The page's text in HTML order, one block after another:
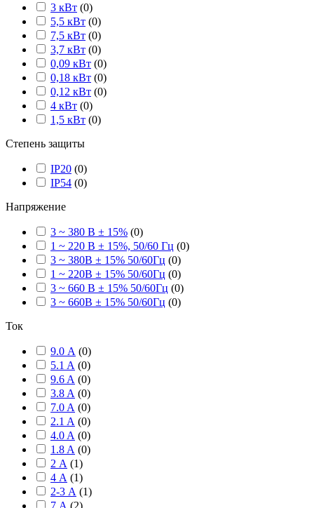
3 кВт (0)
5,5 кВт (0)
7,5 кВт (0)
3,7 кВт (0)
0,09 кВт (0)
0,18 кВт (0)
0,12 кВт (0)
4 кВт (0)
1,5 кВт (0)
Степень защиты
IP20 (0)
IP54 (0)
Напряжение
3 ~ 380 В ± 15% (0)
1 ~ 220 В ± 15%, 50/60 Гц (0)
3 ~ 380В ± 15% 50/60Гц (0)
1 ~ 220В ± 15% 50/60Гц (0)
3 ~ 660 В ± 15% 50/60Гц (0)
3 ~ 660В ± 15% 50/60Гц (0)
Ток
9.0 А (0)
5.1 A (0)
9.6 A (0)
3.8 A (0)
7.0 A (0)
2.1 A (0)
4.0 A (0)
1.8 A (0)
2 А (1)
4 А (1)
2-3 А (1)
7 А (2)